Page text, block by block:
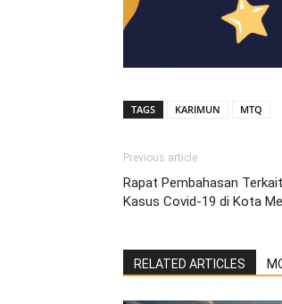
TAGS KARIMUN MTQ
Previous article
Rapat Pembahasan
Kasus Covid-19 di Kota
RELATED ARTICLES